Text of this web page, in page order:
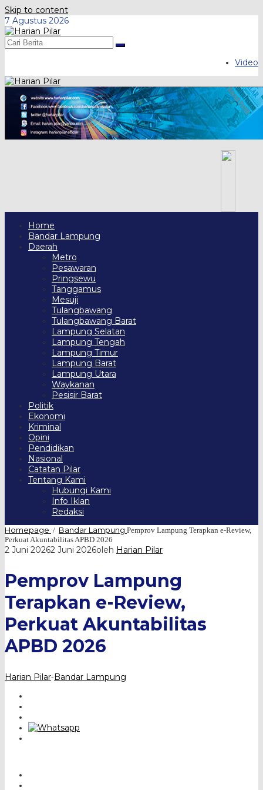
Skip to content
7 Agustus 2026
Video
Home
Bandar Lampung
Daerah
Metro
Pesawaran
Pringsewu
Tanggamus
Mesuji
Tulangbawang
Tulangbawang Barat
Lampung Selatan
Lampung Tengah
Lampung Timur
Lampung Barat
Lampung Utara
Waykanan
Pesisir Barat
Politik
Ekonomi
Kriminal
Opini
Pendidikan
Nasional
Catatan Pilar
Tentang Kami
Hubungi Kami
Info Iklan
Redaksi
Homepage / Bandar Lampung Pemprov Lampung Terapkan e-Review,
Perkuat Akuntabilitas APBD 2026
2 Juni 20262 Juni 2026oleh Harian Pilar
Pemprov Lampung
Terapkan e-Review,
Perkuat Akuntabilitas
APBD 2026
Harian Pilar-Bandar Lampung